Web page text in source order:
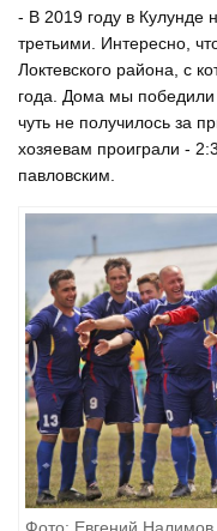
- В 2019 году в Кулунде
третьими. Интересно,
Локтевского района, с
года. Дома мы победили
чуть не получилось за
хозяевам проиграли -
павловским.